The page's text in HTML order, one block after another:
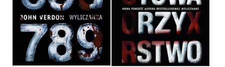
JOHN VERDON
OPRAWA MIĘKKA
39,90 ZŁ
JOHN VERDON
OPRAWA MIĘKKA
39,90 ZŁ